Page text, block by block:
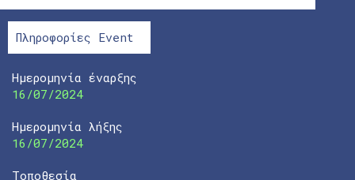
Πληροφορίες Event
Ημερομηνία έναρξης
16/07/2024
Ημερομηνία λήξης
16/07/2024
Τοποθεσία